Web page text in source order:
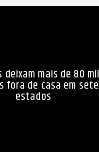
deixam mais de 80 mil
fora de casa em sete
estados